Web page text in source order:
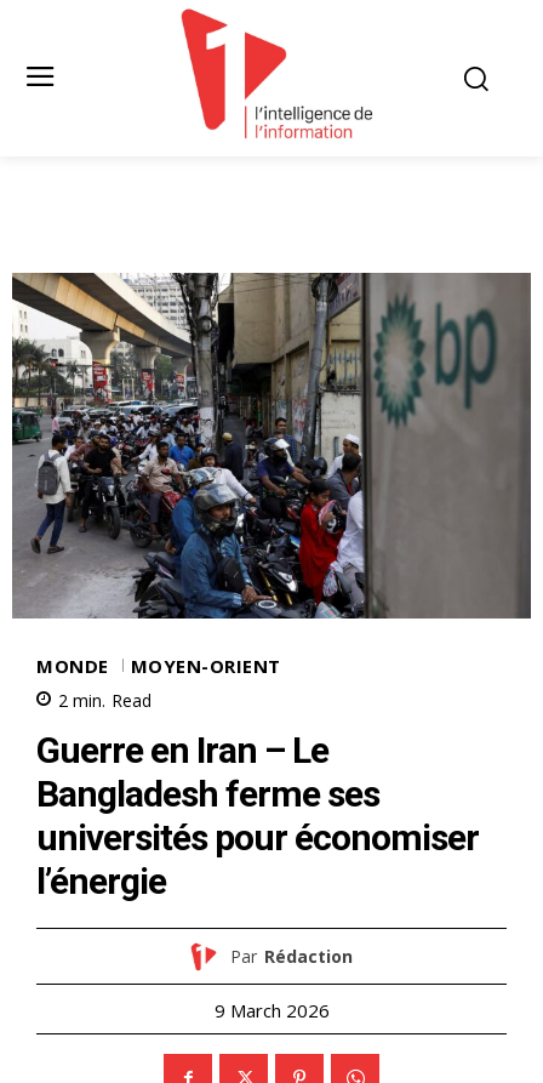
MONDE MOYEN-ORIENT
2 min. Read
Guerre en Iran – Le
Bangladesh ferme ses
universités pour économiser
l’énergie
Par Rédaction
9 March 2026